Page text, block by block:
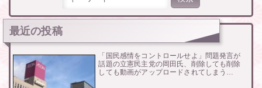
最近の投稿
「国民感情をコントロールせよ」問題発言が
話題の立憲民主党の岡田氏、削除しても削除
しても動画がアップロードされてしまう…